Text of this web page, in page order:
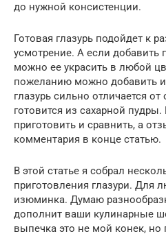
до нужной консистенции.
Готовая глазурь подойдет к
усмотрение. А если добавить
можно ее украсить в любой
пожеланию можно добавить и
глазурь сильно отличается
готовится из сахарной
приготовить и сравнить, а
комментария в конце статью.
В этой статье я собрал
приготовления глазури. Для
изюминка. Думаю
дополнит ваши кулинарные
выпечка это не мой конек, но